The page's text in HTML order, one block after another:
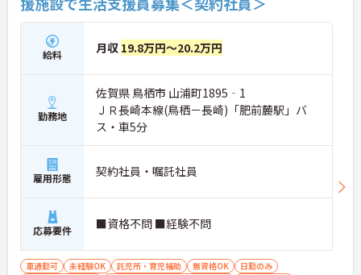
給料 月収 19.8万円～20.2万円
勤務地
佐賀県 鳥栖市 山浦町1895‐1
ＪＲ長崎本線(鳥栖－長崎)「肥前麓駅」バ
ス・車5分
雇用形態 契約社員・嘱託社員
応募要件 ■資格不問 ■経験不問
車通勤可 未経験OK 託児所・育児補助 無資格OK
日勤のみ